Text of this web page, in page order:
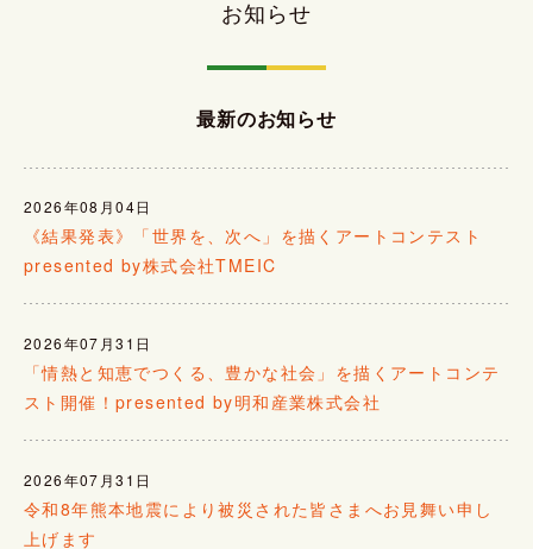
お知らせ
最新のお知らせ
2026年08月04日
《結果発表》「世界を、次へ」を描くアートコンテスト
presented by株式会社TMEIC
2026年07月31日
「情熱と知恵でつくる、豊かな社会」を描くアートコンテ
スト開催！presented by明和産業株式会社
2026年07月31日
令和8年熊本地震により被災された皆さまへお見舞い申し
上げます